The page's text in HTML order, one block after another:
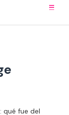
qué fue del